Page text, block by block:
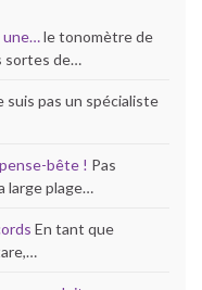
une…le tonomètre de
sortes de…
suis pas un spécialiste
bête ! Pas
large plage…
En tant que